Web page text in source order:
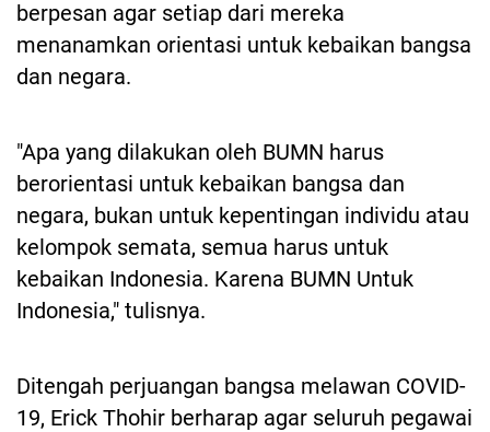
berpesan agar setiap dari mereka
menanamkan orientasi untuk kebaikan bangsa
dan negara.
"Apa yang dilakukan oleh BUMN harus
berorientasi untuk kebaikan bangsa dan
negara, bukan untuk kepentingan individu atau
kelompok semata, semua harus untuk
kebaikan Indonesia. Karena BUMN Untuk
Indonesia," tulisnya.
Ditengah perjuangan bangsa melawan COVID-
19, Erick Thohir berharap agar seluruh pegawai